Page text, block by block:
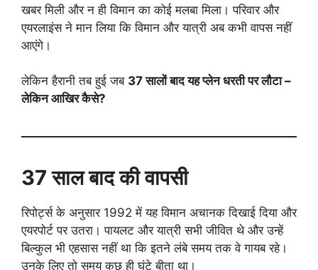
खबर मिली और न ही विमान का कोई मलबा मिला। परिवार और
एयरलाइंस ने मान लिया कि विमान और यात्री अब कभी वापस नहीं
आएंगे।
लेकिन हैरानी तब हुई जब 37 सालों बाद यह प्लेन धरती पर लौटा –
लेकिन आखिर कैसे?
37 साल बाद की वापसी
रिपोर्ट्स के अनुसार 1992 में यह विमान अचानक दिखाई दिया और
एयरपोर्ट पर उतरा। पायलट और यात्री सभी जीवित थे और उन्हें
बिल्कुल भी एहसास नहीं था कि इतने लंबे समय तक वे गायब रहे।
उनके लिए तो समय कुछ ही घंटे बीता था।